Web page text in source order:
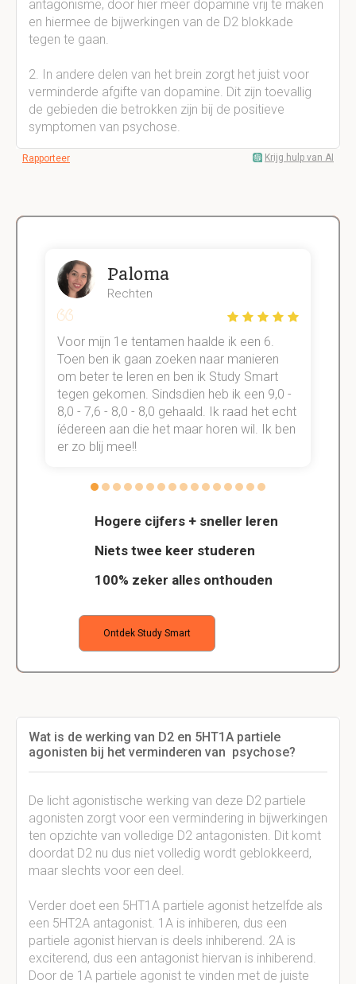
antagonisme, door hier meer dopamine vrij te maken
en hiermee de bijwerkingen van de D2 blokkade
tegen te gaan.
2. In andere delen van het brein zorgt het juist voor
verminderde afgifte van dopamine. Dit zijn toevallig
de gebieden die betrokken zijn bij de positieve
symptomen van psychose.
Rapporteer Krijg hulp van AI
Hogere cijfers + sneller leren
Niets twee keer studeren
100% zeker alles onthouden
Ontdek Study Smart
Paloma
Rechten
Voor mijn 1e tentamen haalde ik een 6.
Toen ben ik gaan zoeken naar manieren
om beter te leren en ben ik Study Smart
tegen gekomen. Sindsdien heb ik een 9,0 -
8,0 - 7,6 - 8,0 - 8,0 gehaald. Ik raad het echt
íédereen aan die het maar horen wil. Ik ben
er zo blij mee!!
Wat is de werking van D2 en 5HT1A partiele
agonisten bij het verminderen van psychose?
De licht agonistische werking van deze D2 partiele
agonisten zorgt voor een vermindering in bijwerkingen
ten opzichte van volledige D2 antagonisten. Dit komt
doordat D2 nu dus niet volledig wordt geblokkeerd,
maar slechts voor een deel.
Verder doet een 5HT1A partiele agonist hetzelfde als
een 5HT2A antagonist. 1A is inhiberen, dus een
partiele agonist hiervan is deels inhiberend. 2A is
exciterend, dus een antagonist hiervan is inhiberend.
Door de 1A partiele agonist te vinden met de juiste